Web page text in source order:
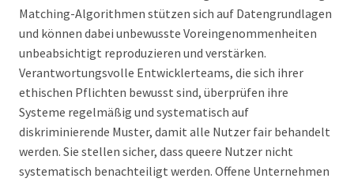
Matching-Algorithmen stützen sich auf Datengrundlagen
und können dabei unbewusste Voreingenommenheiten
unbeabsichtigt reproduzieren und verstärken.
Verantwortungsvolle Entwicklerteams, die sich ihrer
ethischen Pflichten bewusst sind, überprüfen ihre
Systeme regelmäßig und systematisch auf
diskriminierende Muster, damit alle Nutzer fair behandelt
werden. Sie stellen sicher, dass queere Nutzer nicht
systematisch benachteiligt werden. Offene Unternehmen